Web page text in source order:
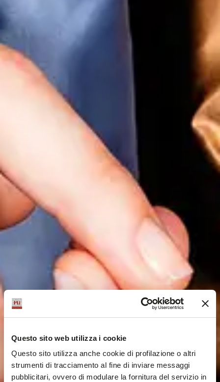
Questo sito web utilizza i cookie
Questo sito utilizza anche cookie di profilazione o altri
strumenti di tracciamento al fine di inviare messaggi
pubblicitari, ovvero di modulare la fornitura del servizio in